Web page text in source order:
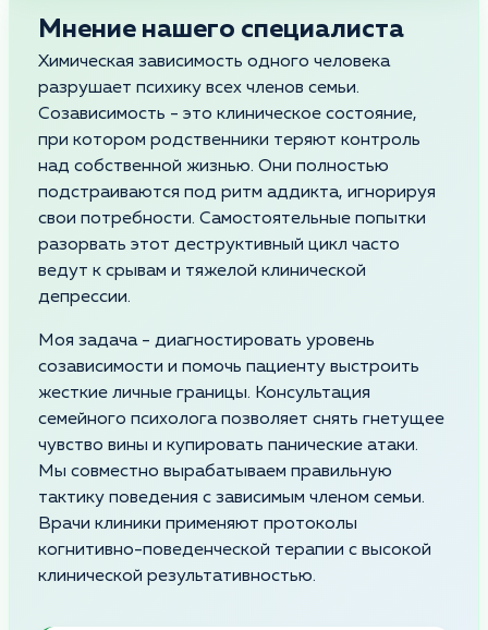
Мнение нашего специалиста
Химическая зависимость одного человека
разрушает психику всех членов семьи.
Созависимость - это клиническое состояние,
при котором родственники теряют контроль
над собственной жизнью. Они полностью
подстраиваются под ритм аддикта, игнорируя
свои потребности. Самостоятельные попытки
разорвать этот деструктивный цикл часто
ведут к срывам и тяжелой клинической
депрессии.
Моя задача - диагностировать уровень
созависимости и помочь пациенту выстроить
жесткие личные границы. Консультация
семейного психолога позволяет снять гнетущее
чувство вины и купировать панические атаки.
Мы совместно вырабатываем правильную
тактику поведения с зависимым членом семьи.
Врачи клиники применяют протоколы
когнитивно-поведенческой терапии с высокой
клинической результативностью.